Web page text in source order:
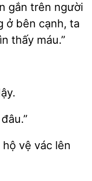
trên người
ở bên cạnh, ta
thấy máu.”
vệ vác lên